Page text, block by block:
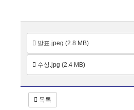
발표.jpeg (2.8 MB)
수상.jpg (2.4 MB)
목록